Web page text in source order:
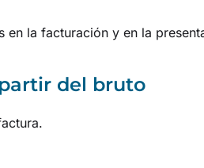
la facturación y en la
del bruto